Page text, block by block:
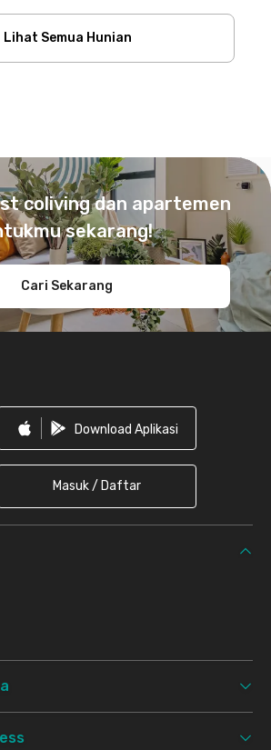
Lihat Semua Hunian
coliving dan apartemen
sekarang!
Cari Sekarang
Download Aplikasi
Masuk / Daftar